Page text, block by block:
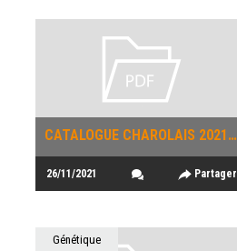
CATALOGUE CHAROLAIS 2021 2022
26/11/2021 Partager
Génétique